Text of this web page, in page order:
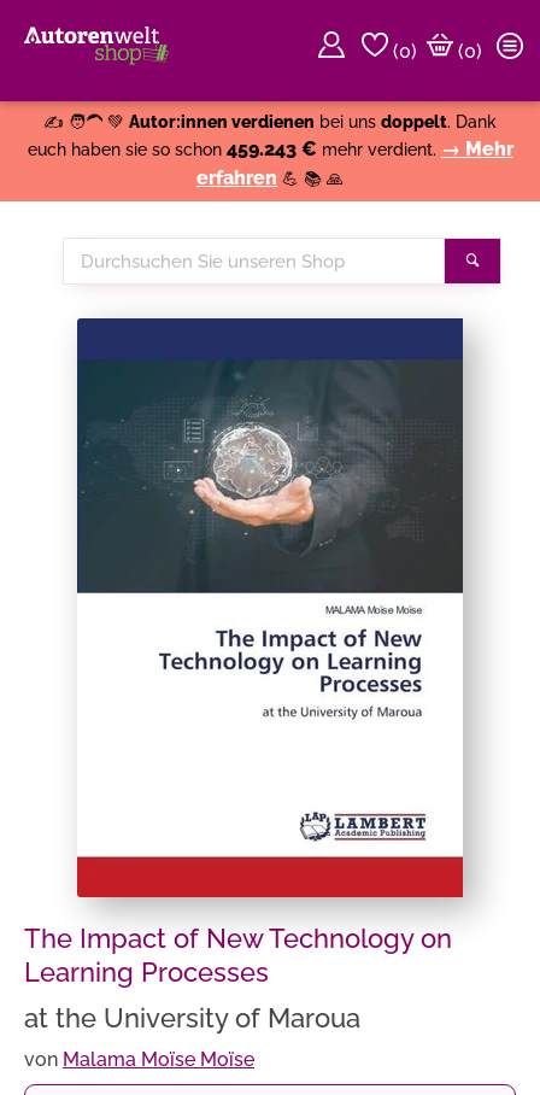
(0)
(0)
✍️ 🧑‍🦱 💚 Autor:innen verdienen bei uns doppelt. Dank
euch haben sie so schon 459.243 € mehr verdient. → Mehr
erfahren 💪 📚 🙏
Durchsuchen
Sie
The Impact of New Technology on
Learning Processes
at the University of Maroua
von Malama Moïse Moïse